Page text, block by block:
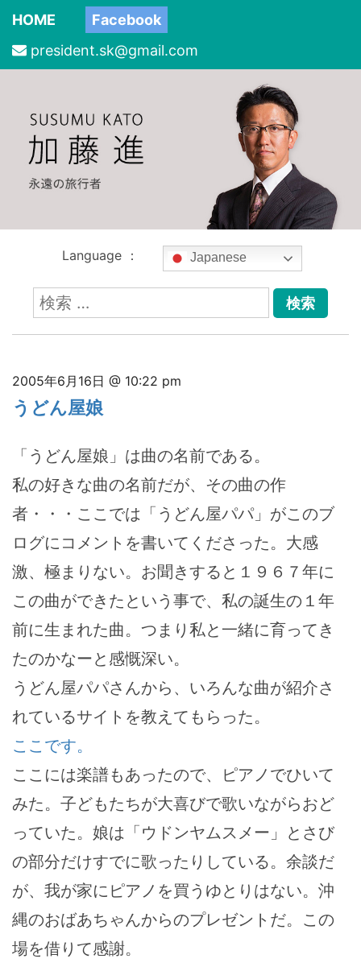
HOME
Facebook
president.sk@gmail.com
Language ： Japanese
検
索:
2005年6月16日 @ 10:22 pm
うどん屋娘
「うどん屋娘」は曲の名前である。
私の好きな曲の名前だが、その曲の作
者・・・ここでは「うどん屋パパ」がこのブ
ログにコメントを書いてくださった。大感
激、極まりない。お聞きすると１９６７年に
この曲ができたという事で、私の誕生の１年
前に生まれた曲。つまり私と一緒に育ってき
たのかなーと感慨深い。
うどん屋パパさんから、いろんな曲が紹介さ
れているサイトを教えてもらった。
ここです。
ここには楽譜もあったので、ピアノでひいて
みた。子どもたちが大喜びで歌いながらおど
っていた。娘は「ウドンヤムスメー」とさび
の部分だけすでに歌ったりしている。余談だ
が、我が家にピアノを買うゆとりはない。沖
縄のおばあちゃんからのプレゼントだ。この
場を借りて感謝。